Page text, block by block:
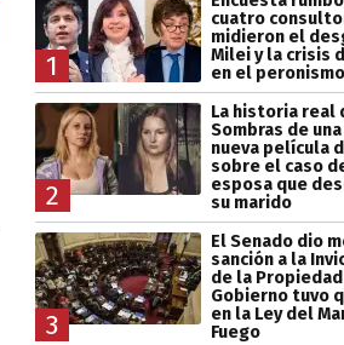
1
cuatro
midieron el
Milei y la crisis
en el peronismo
2
La historia real
Sombras de
nueva película
sobre el caso
esposa que
su marido
3
El Senado dio
sanción a la
de la
Gobierno tuvo
en la Ley del
Fuego